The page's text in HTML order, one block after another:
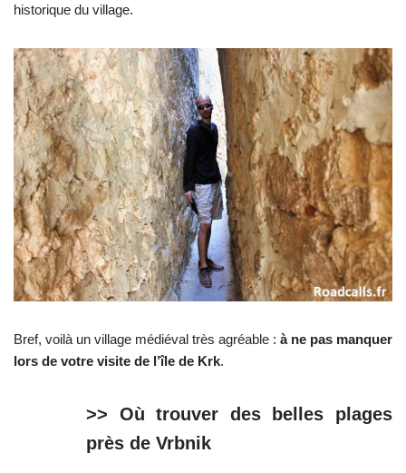
historique du village.
Bref, voilà un village médiéval très agréable : à ne pas manquer
lors de votre visite de l’île de Krk.
>> Où trouver des belles plages
près de Vrbnik